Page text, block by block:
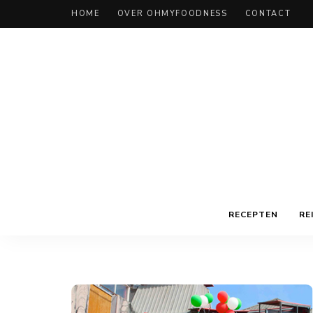
HOME OVER OHMYFOODNESS CONTACT
RECEPTEN